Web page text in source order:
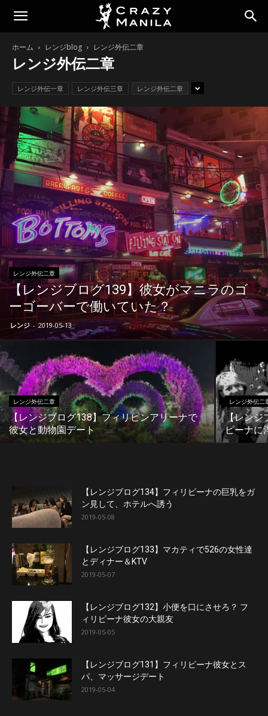
ホーム レンジblog レンジ外伝二章
レンジ外伝二章
レンジ外伝一章 レンジ外伝三章 レンジ外伝二章
レンジ外伝二章
【レンジブログ139】彼女がマニラのゴ
ーゴーバーで働いていた？
レンジ - 2019-05-13
レンジ外伝二章
【レンジブログ138】フィリピンアリーナで
彼女と動物園デート
レンジ外伝二
【レンジ
ピーナに
【レンジブログ134】フィリピーナの巨乳をガ
ン見して、ホテルへ誘う
2019-05-08
【レンジブログ133】マカティで526の女性達
とディナー＆KTV
2019-05-07
【レンジブログ132】小便を口にさせろ？ フ
ィリピーナ彼女の大親友
2019-05-05
【レンジブログ131】フィリピーナ彼女とス
パ、マッサージデート
2019-05-04